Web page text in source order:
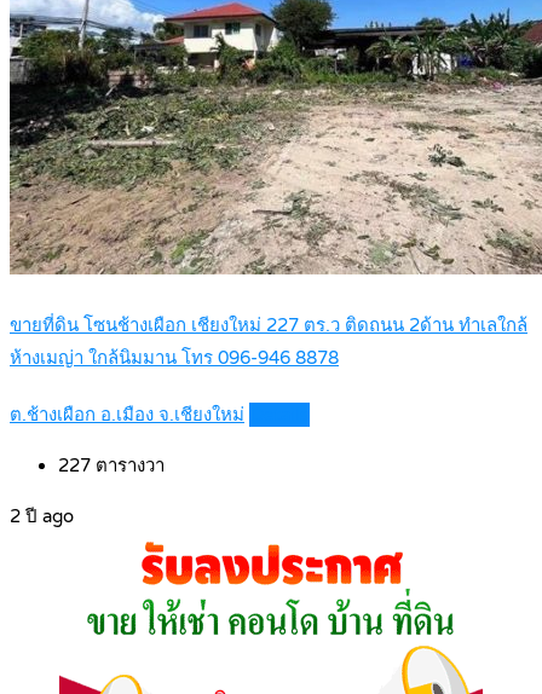
ขายที่ดิน โซนช้างเผือก เชียงใหม่ 227 ตร.ว ติดถนน 2ด้าน ทำเลใกล้
ห้างเมญ่า ใกล้นิมมาน โทร 096-946 8878
ต.ช้างเผือก อ.เมือง จ.เชียงใหม่
227 ตารางวา
2 ปี ago